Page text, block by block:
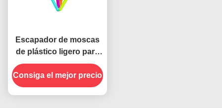
Escapador de moscas
de plástico ligero para
fácil control de plagas
Tamaño abierto
72.2x8.1cm Capacidad 5
Consiga el mejor precio